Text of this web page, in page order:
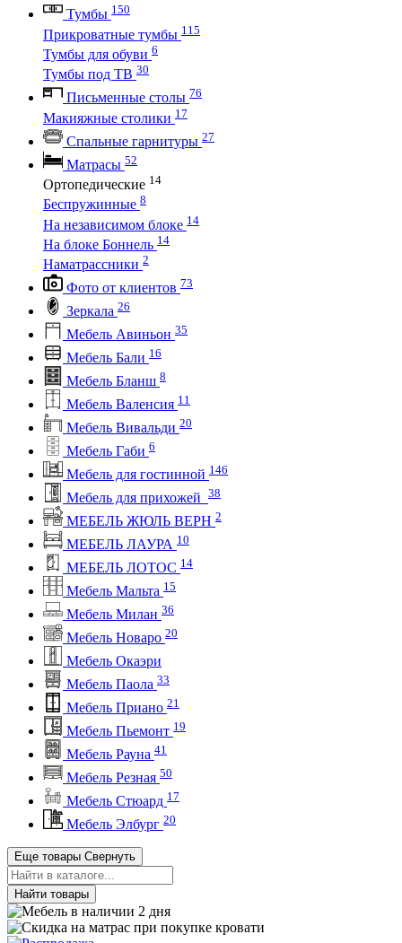
Тумбы 150
Прикроватные тумбы 115
Тумбы для обуви 6
Тумбы под ТВ 30
Письменные столы 76
Макияжные столики 17
Спальные гарнитуры 27
Матрасы 52
Ортопедические 14
Беспружинные 8
На независимом блоке 14
На блоке Боннель 14
Наматрассники 2
Фото от клиентов 73
Зеркала 26
Мебель Авиньон 35
Мебель Бали 16
Мебель Бланш 8
Мебель Валенсия 11
Мебель Вивальди 20
Мебель Габи 6
Мебель для гостинной 146
Мебель для прихожей 38
МЕБЕЛЬ ЖЮЛЬ ВЕРН 2
МЕБЕЛЬ ЛАУРА 10
МЕБЕЛЬ ЛОТОС 14
Мебель Мальта 15
Мебель Милан 36
Мебель Новаро 20
Мебель Окаэри
Мебель Паола 33
Мебель Приано 21
Мебель Пьемонт 19
Мебель Рауна 41
Мебель Резная 50
Мебель Стюард 17
Мебель Элбург 20
Еще товары Свернуть
Найти товары